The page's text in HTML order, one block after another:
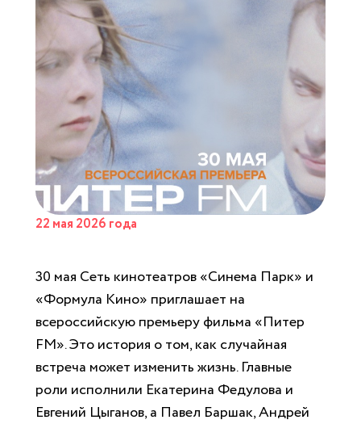
22 мая 2026 года
30 мая Сеть кинотеатров «Синема Парк» и
«Формула Кино» приглашает на
всероссийскую премьеру фильма «Питер
FM». Это история о том, как случайная
встреча может изменить жизнь. Главные
роли исполнили Екатерина Федулова и
Евгений Цыганов, а Павел Баршак, Андрей